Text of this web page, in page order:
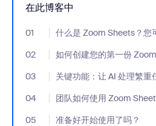
在此博客中
01 什么是 Zoom Sheets？您
- Jumplink to 什么是 Zoom
02
如何创建您的第一份
- Jumplink to 如何创建您的第一份
03
关键功能：让 AI 处理繁重
- Jumplink to 关键功能：让 AI 处理
04
团队如何使用 Zoom
- Jumplink to 团队如何使用 Zoom
05
准备好开始使用了吗？
- Jumplink to 准备好开始使用了吗？